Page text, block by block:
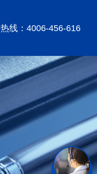
热线：4006-456-616